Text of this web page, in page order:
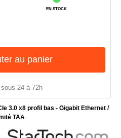
3.0 x8 profil bas - Gigabit Ethernet /
TAA
EN STOCK
au panier
24 à 72h